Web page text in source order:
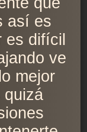
así es
es difícil
ve
mejor
quizá